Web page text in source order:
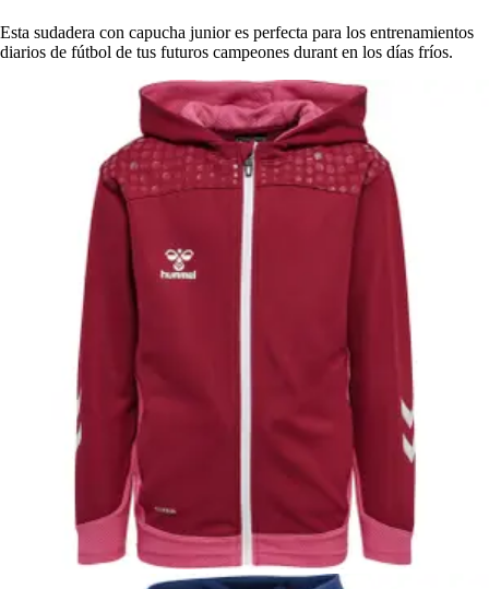
Esta sudadera con capucha junior es perfecta para los entrenamientos
diarios de fútbol de tus futuros campeones durant en los días fríos.